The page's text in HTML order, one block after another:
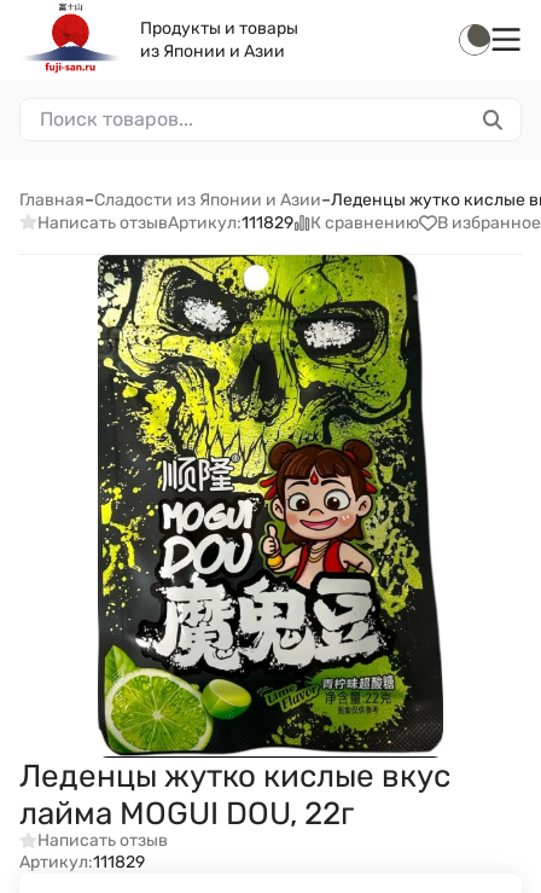
Продукты и товары
из Японии и Азии
Главная–Сладости из Японии и Азии–Леденцы жутко кислые
Написать отзывАртикул:111829 К сравнению В избранное
Леденцы жутко кислые вкус
лайма MOGUI DOU, 22г
Написать отзыв
Артикул:111829